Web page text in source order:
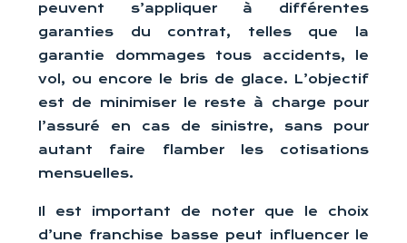
peuvent s’appliquer à différentes
garanties du contrat, telles que la
garantie dommages tous accidents, le
vol, ou encore le bris de glace. L’objectif
est de minimiser le reste à charge pour
l’assuré en cas de sinistre, sans pour
autant faire flamber les cotisations
mensuelles.
Il est important de noter que le choix
d’une franchise basse peut influencer le